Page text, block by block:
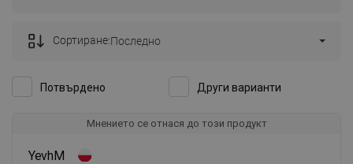
Потвърдено Други варианти
Сортиране:Последно
Мнението се отнася до този продукт
YevhM